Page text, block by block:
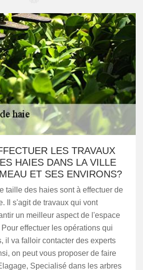
LES TRAVAUX
HAIES DANS LA VILLE
ET SES ENVIRONS?
taille des haies sont à effectuer de
Il s'agit de travaux qui vont
un meilleur aspect de l'espace
effectuer les opérations qui
il va falloir contacter des experts
on peut vous proposer de faire
Specialisé dans les arbres